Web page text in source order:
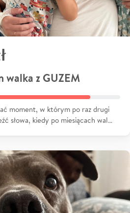
walka z GUZEM
moment, w którym po raz drugi
słowa, kiedy po miesiącach wal…